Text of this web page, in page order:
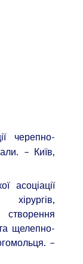
черепно-
– Київ,
асоціації
та щелепно-
–